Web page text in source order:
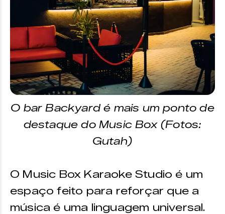
O bar Backyard é mais um ponto de
destaque do Music Box (Fotos:
Gutah)
O Music Box Karaoke Studio é um
espaço feito para reforçar que a
música é uma linguagem universal.